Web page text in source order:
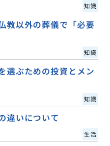
知識
教以外の葬儀で「必要
知識
選ぶための投資とメン
知識
違いについて
生活